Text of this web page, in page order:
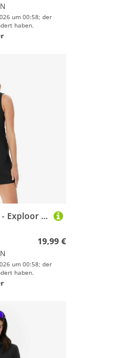
um 00:58; der
haben.
Wanderkleid Damen - Exploor schwarz
19,99 €
um 00:58; der
haben.